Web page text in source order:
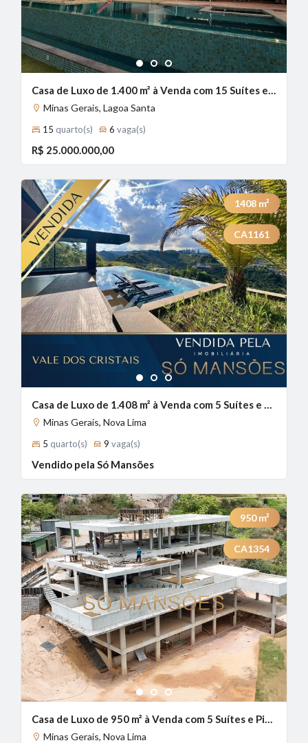
1 2 3
Casa de Luxo de 1.400 m² à Venda com 15 Suítes e Piscina Aquecida no Condomínio Estância das Amendoeiras, Lagoa Santa - MG
Minas Gerais, Lagoa Santa
15 quarto(s) 6 vaga(s)
R$ 25.000.000,00
1 2 3
1408 m²
CA1161
Casa de Luxo de 1.408 m² à Venda com 5 Suítes e Vista Definitiva no Vale dos Cristais, Nova Lima - MG
Minas Gerais, Nova Lima
5 quarto(s) 9 vaga(s)
Vendido pela Só Mansões
1 2 3
950m²
CA1354
Casa de Luxo de 950 m² à Venda com 5 Suítes e Piscina com Borda Infinita no Vale dos Cristais, Nova Lima - MG
Minas Gerais, Nova Lima